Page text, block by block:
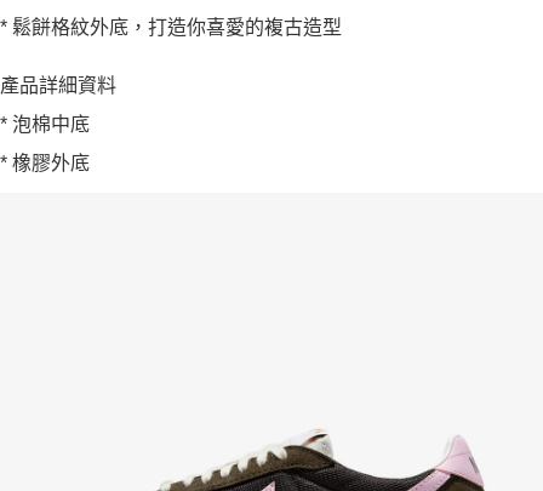
* 鬆餅格紋外底，打造你喜愛的複古造型
產品詳細資料
* 泡棉中底
* 橡膠外底